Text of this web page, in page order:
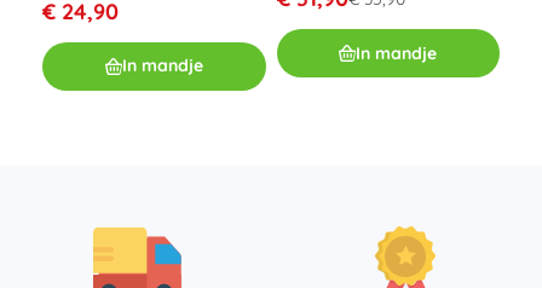
€ 24,90
In mandje
In mandje